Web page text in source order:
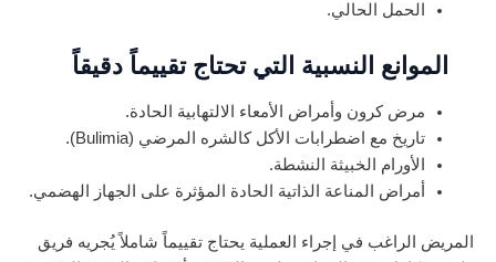
الحمل الحالي.
الموانع النسبية التي تحتاج تقييماً دقيقاً
مرض كرون وأمراض الأمعاء الالتهابية الحادة.
تاريخ مع اضطرابات الأكل كالشره المرضي (Bulimia).
الأورام الخبيثة النشطة.
أمراض المناعة الذاتية الحادة المؤثرة على الجهاز الهضمي.
المريض الراغب في إجراء العملية يحتاج تقييماً شاملاً يُجريه فريق